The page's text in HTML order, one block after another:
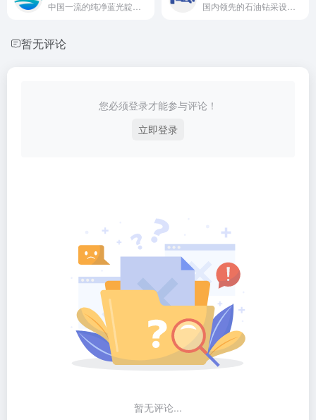
暂无评论
您必须登录才能参与评论！
立即登录
暂无评论...